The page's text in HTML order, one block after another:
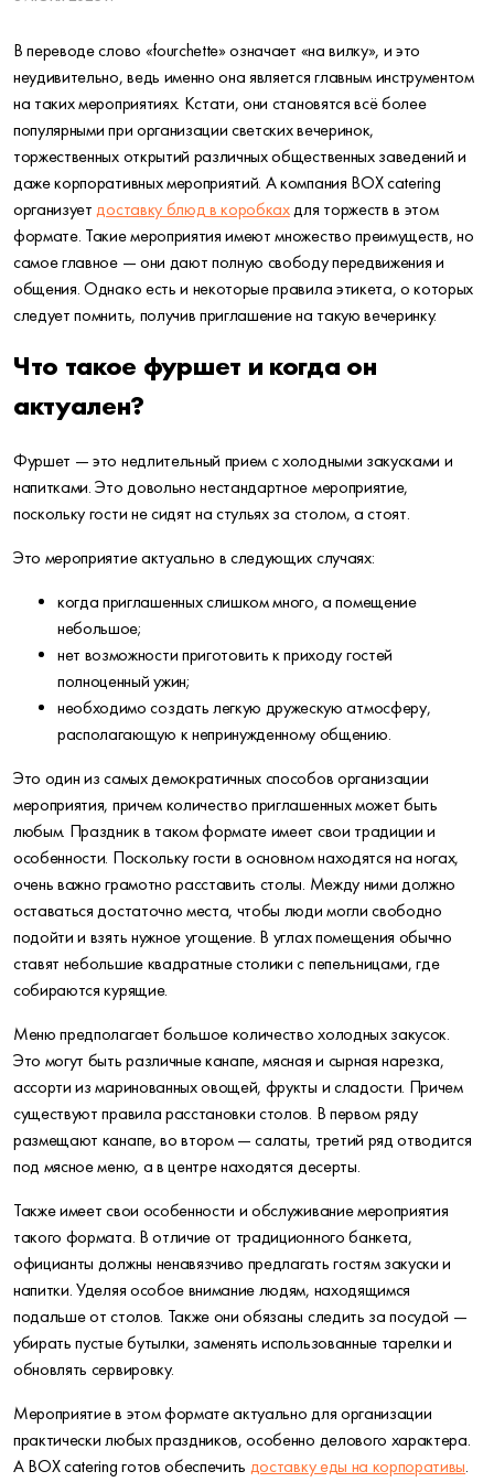
В переводе слово «fourchette» означает «на вилку», и это
неудивительно, ведь именно она является главным инструментом
на таких мероприятиях. Кстати, они становятся всё более
популярными при организации светских вечеринок,
торжественных открытий различных общественных заведений и
даже корпоративных мероприятий. А компания BOX catering
организуетдоставку блюд в коробкахдля торжеств в этом
формате. Такие мероприятия имеют множество преимуществ, но
самое главное — они дают полную свободу передвижения и
общения. Однако есть и некоторые правила этикета, о которых
следует помнить, получив приглашение на такую вечеринку.
Что такое фуршет и когда он
актуален?
Фуршет — это недлительный прием с холодными закусками и
напитками. Это довольно нестандартное мероприятие,
поскольку гости не сидят на стульях за столом, а стоят.
Это мероприятие актуально в следующих случаях:
когда приглашенных слишком много, а помещение
небольшое;
нет возможности приготовить к приходу гостей
полноценный ужин;
необходимо создать легкую дружескую атмосферу,
располагающую к непринужденному общению.
Это один из самых демократичных способов организации
мероприятия, причем количество приглашенных может быть
любым. Праздник в таком формате имеет свои традиции и
особенности. Поскольку гости в основном находятся на ногах,
очень важно грамотно расставить столы. Между ними должно
оставаться достаточно места, чтобы люди могли свободно
подойти и взять нужное угощение. В углах помещения обычно
ставят небольшие квадратные столики с пепельницами, где
собираются курящие.
Меню предполагает большое количество холодных закусок.
Это могут быть различные канапе, мясная и сырная нарезка,
ассорти из маринованных овощей, фрукты и сладости. Причем
существуют правила расстановки столов. В первом ряду
размещают канапе, во втором — салаты, третий ряд отводится
под мясное меню, а в центре находятся десерты.
Также имеет свои особенности и обслуживание мероприятия
такого формата. В отличие от традиционного банкета,
официанты должны ненавязчиво предлагать гостям закуски и
напитки. Уделяя особое внимание людям, находящимся
подальше от столов. Также они обязаны следить за посудой —
убирать пустые бутылки, заменять использованные тарелки и
обновлять сервировку.
Мероприятие в этом формате актуально для организации
практически любых праздников, особенно делового характера.
А BOX catering готов обеспечить доставку еды на корпоративы